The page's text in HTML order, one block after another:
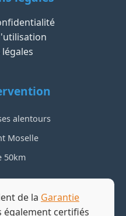
alentours
Moselle
50km
de la Garantie
également certifiés